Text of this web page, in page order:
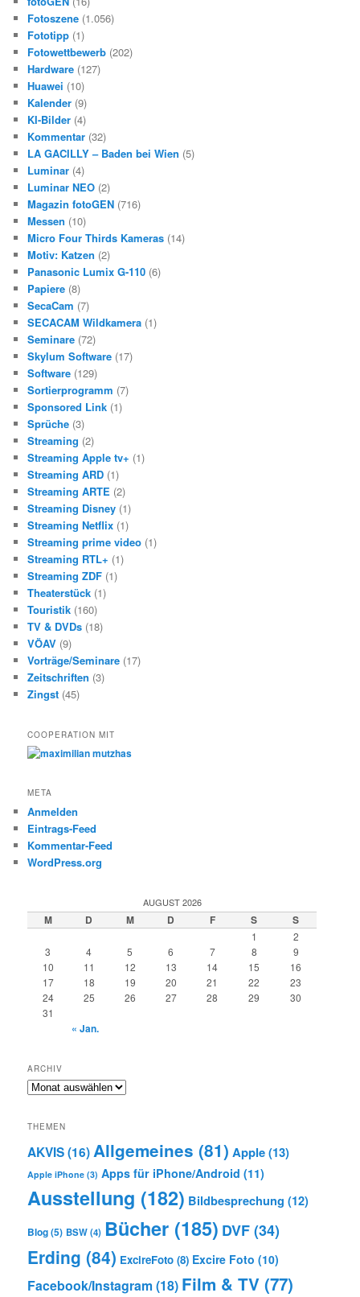
Fotoszene (1.056)
Fototipp (1)
Fotowettbewerb (202)
Hardware (127)
Huawei (10)
Kalender (9)
KI-Bilder (4)
Kommentar (32)
LA GACILLY – Baden bei Wien (5)
Luminar (4)
Luminar NEO (2)
Magazin fotoGEN (716)
Messen (10)
Micro Four Thirds Kameras (14)
Motiv: Katzen (2)
Panasonic Lumix G-110 (6)
Papiere (8)
SecaCam (7)
SECACAM Wildkamera (1)
Seminare (72)
Skylum Software (17)
Software (129)
Sortierprogramm (7)
Sponsored Link (1)
Sprüche (3)
Streaming (2)
Streaming Apple tv+ (1)
Streaming ARD (1)
Streaming ARTE (2)
Streaming Disney (1)
Streaming Netflix (1)
Streaming prime video (1)
Streaming RTL+ (1)
Streaming ZDF (1)
Theaterstück (1)
Touristik (160)
TV & DVDs (18)
VÖAV (9)
Vorträge/Seminare (17)
Zeitschriften (3)
Zingst (45)
COOPERATION MIT
META
Anmelden
Eintrags-Feed
Kommentar-Feed
WordPress.org
AUGUST 2026
M D M D F S S
1
2
3
4 5 6 7 8
9
10
11 12 13 14 15
16
17
18 19 20 21 22
23
24
25 26 27 28 29
30
31
« Jan.
ARCHIV
Archiv
THEMEN
AKVIS(16)Allgemeines (81) Apple(13)
Apple iPhone (3) Apps für iPhone/Android (11)
Ausstellung (182) Bildbesprechung (12)
Blog(5) BSW(4) Bücher (185) DVF (34)
Erding (84) ExcireFoto (8) Excire Foto (10)
Facebook/Instagram (18) Film & TV (77)